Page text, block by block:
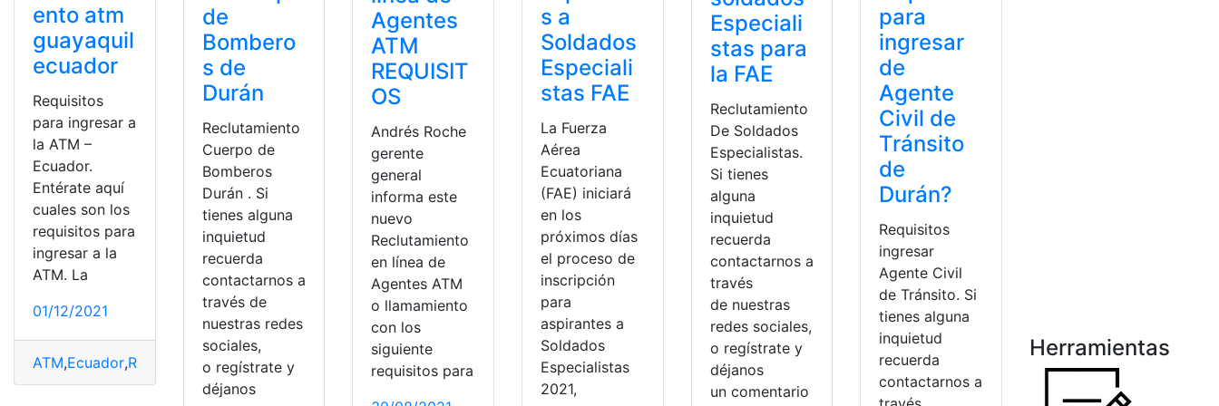
ento atm
guayaquil
ecuador
Requisitos
para ingresar a
la ATM –
Ecuador.
Entérate aquí
cuales son los
requisitos para
ingresar a la
ATM. La
01/12/2021
ATM,Ecuador,Reclutamiento,Reclutamiento en línea,Requisitos
de
Bombero
s de
Durán
Reclutamiento
Cuerpo de
Bomberos
Durán . Si
tienes alguna
inquietud
recuerda
contactarnos a
través de
nuestras redes
sociales,
o regístrate y
déjanos
Agentes
ATM
REQUISIT
OS
Andrés Roche
gerente
general
informa este
nuevo
Reclutamiento
en línea de
Agentes ATM
o llamamiento
con los
siguiente
requisitos para
s a
Soldados
Especiali
stas FAE
La Fuerza
Aérea
Ecuatoriana
(FAE) iniciará
en los
próximos días
el proceso de
inscripción
para
aspirantes a
Soldados
Especialistas
2021,
Especiali
stas para
la FAE
Reclutamiento
De Soldados
Especialistas.
Si tienes
alguna
inquietud
recuerda
contactarnos a
través
de nuestras
redes sociales,
o regístrate y
déjanos
un comentario
para
ingresar
de
Agente
Civil de
Tránsito
de
Durán?
Requisitos
ingresar
Agente Civil
de Tránsito. Si
tienes alguna
inquietud
recuerda
contactarnos a
Herramientas